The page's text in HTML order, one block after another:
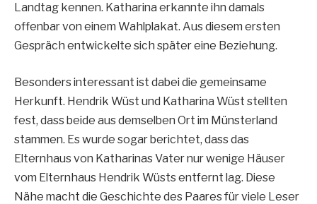
Landtag kennen. Katharina erkannte ihn damals
offenbar von einem Wahlplakat. Aus diesem ersten
Gespräch entwickelte sich später eine Beziehung.
Besonders interessant ist dabei die gemeinsame
Herkunft. Hendrik Wüst und Katharina Wüst stellten
fest, dass beide aus demselben Ort im Münsterland
stammen. Es wurde sogar berichtet, dass das
Elternhaus von Katharinas Vater nur wenige Häuser
vom Elternhaus Hendrik Wüsts entfernt lag. Diese
Nähe macht die Geschichte des Paares für viele Leser